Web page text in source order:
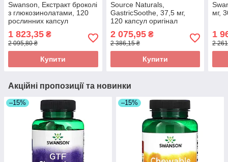
Swanson, Екстракт броколі
з глюкозинолатами, 120
рослинних капсул
оригінал
1 823,35 ₴
2 095,80 ₴
Купити
Source Naturals,
GastricSoothe, 37,5 мг,
120 капсул оригінал
2 075,95₴
2 386,15 ₴
Купити
мг,
1
2
Акційні пропозиції та новинки
–15% –15%